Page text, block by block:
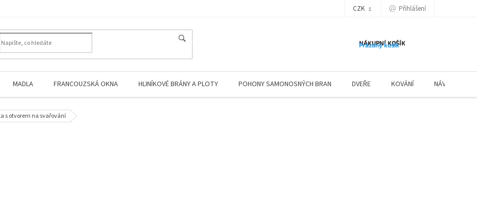
CZK Přihlášení
NÁKUPNÍ KOŠÍK
Prázdný košík
MADLA FRANCOUZSKÁ OKNA HLINÍKOVÉ BRÁNY A PLOTY POHONY SAMONOSNÝCH BRAN DVEŘE KOVÁNÍ NÁVODY
s otvorem na svařování